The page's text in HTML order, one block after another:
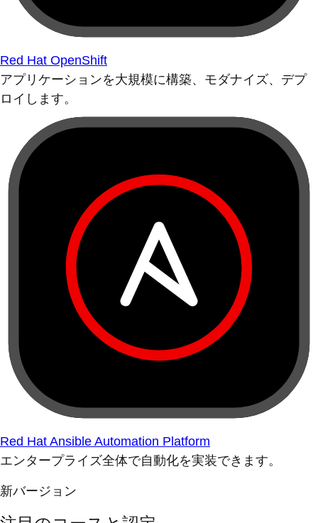
Red Hat OpenShift
アプリケーションを大規模に構築、モダナイズ、デプ
ロイします。
Red Hat Ansible Automation Platform
エンタープライズ全体で自動化を実装できます。
新バージョン